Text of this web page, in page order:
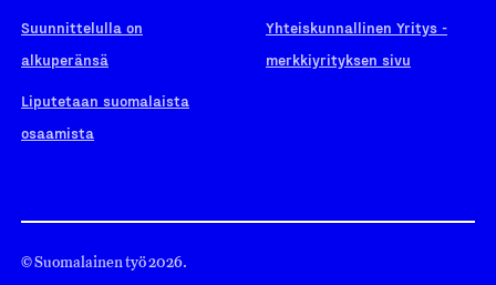
Suunnittelulla on
alkuperänsä
Liputetaan suomalaista
osaamista
Yhteiskunnallinen Yritys -
merkkiyrityksen sivu
© Suomalainen työ 2026.